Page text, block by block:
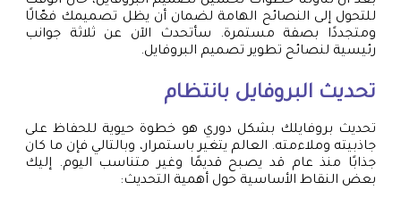
للتحول إلى النصائح الهامة لضمان أن يظل تصميمك فعّالًا
ومتجددًا بصفة مستمرة. سأتحدث الآن عن ثلاثة جوانب
رئيسية لنصائح تطوير تصميم البروفايل.
تحديث البروفايل بانتظام
تحديث بروفايلك بشكل دوري هو خطوة حيوية للحفاظ على
جاذبيته وملاءمته. العالم يتغير باستمرار، وبالتالي فإن ما كان
جذابًا منذ عام قد يصبح قديمًا وغير متناسب اليوم. إليك
بعض النقاط الأساسية حول أهمية التحديث: